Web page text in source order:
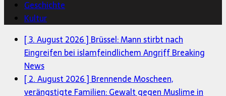
Geschichte
Kultur
[ 3. August 2026 ] Brüssel: Mann stirbt nach
Eingreifen bei islamfeindlichem AngriffBreaking
News
[ 2. August 2026 ] Brennende Moscheen,
verängstigte Familien: Gewalt gegen Muslime in